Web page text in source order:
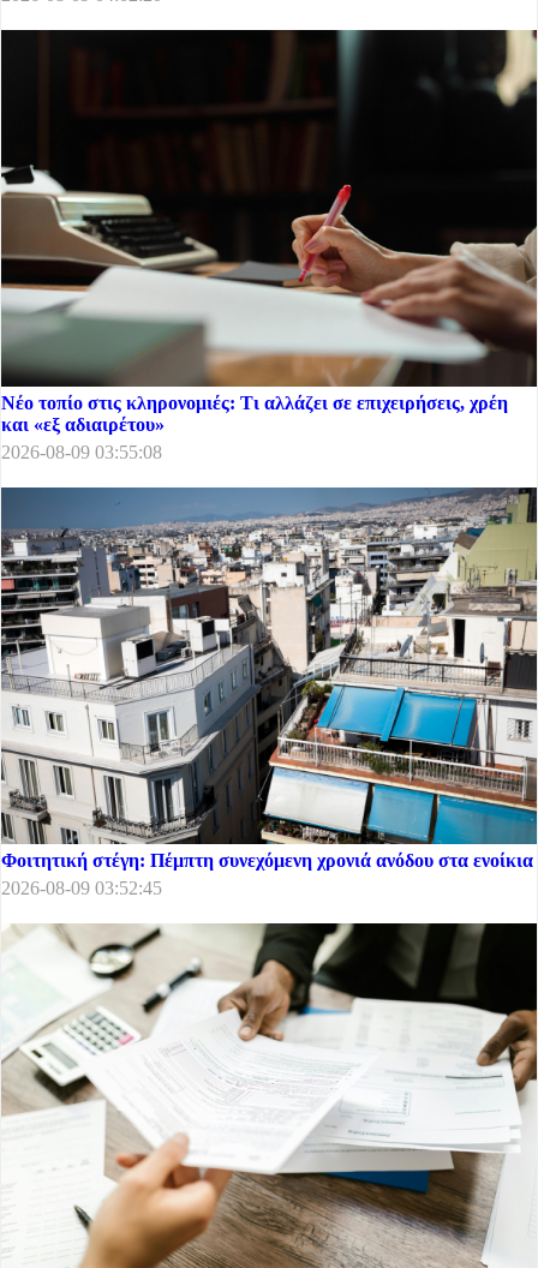
Νέο τοπίο στις κληρονομιές: Τι αλλάζει σε επιχειρήσεις, χρέη
και «εξ αδιαιρέτου»
2026-08-09 03:55:08
Φοιτητική στέγη: Πέμπτη συνεχόμενη χρονιά ανόδου στα ενοίκια
2026-08-09 03:52:45